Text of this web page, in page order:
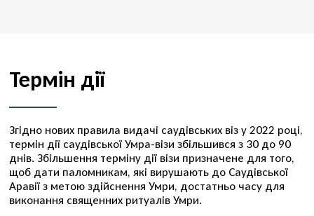
Термін дії
Згідно нових правила видачі саудівських віз у 2022 році,
термін дії саудівської Умра-візи збільшився з 30 до 90
днів. Збільшення терміну дії візи призначене для того,
щоб дати паломникам, які вирушають до Саудівської
Аравії з метою здійснення Умри, достатньо часу для
виконання священних ритуалів Умри.